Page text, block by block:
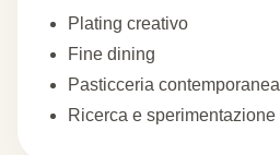
Plating creativo
Fine dining
Pasticceria contemporanea
Ricerca e sperimentazione